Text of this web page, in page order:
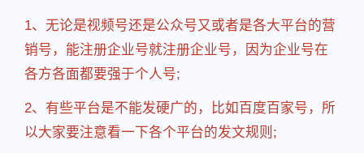
1、无论是视频号还是公众号又或者是各大平台的营
销号，能注册企业号就注册企业号，因为企业号在
各方各面都要强于个人号;
2、有些平台是不能发硬广的，比如百度百家号，所
以大家要注意看一下各个平台的发文规则;